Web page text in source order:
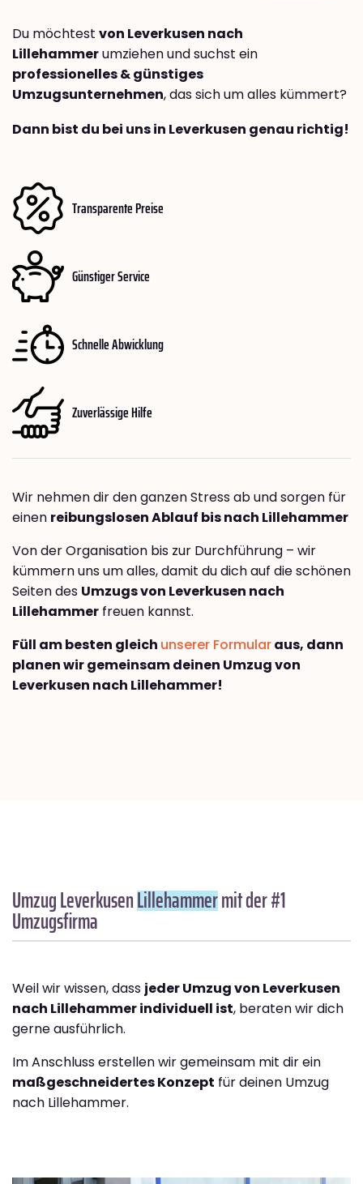
Du möchtest von Leverkusen nach
Lillehammerumziehen und suchst ein
professionelles & günstiges
Umzugsunternehmen, das sich um alles kümmert?
Dann bist du bei uns in Leverkusen genau richtig!
Transparente Preise
Günstiger Service
Schnelle Abwicklung
Zuverlässige Hilfe
Wir nehmen dir den ganzen Stress ab und sorgen für
einen reibungslosen Ablauf bis nach Lillehammer
Von der Organisation bis zur Durchführung – wir
kümmern uns um alles, damit du dich auf die schönen
Seiten des Umzugs von Leverkusen nach
Lillehammer freuen kannst.
Füll am besten gleich unserer Formularaus, dann
planen wir gemeinsam deinen Umzug von
Leverkusen nach Lillehammer!
Umzug LeverkusenLillehammermit der #1
Umzugsfirma
Weil wir wissen, dass jeder Umzug von Leverkusen
nach Lillehammer individuell ist, beraten wir dich
gerne ausführlich.
Im Anschluss erstellen wir gemeinsam mit dir ein
maßgeschneidertes Konzept für deinen Umzug
nach Lillehammer.